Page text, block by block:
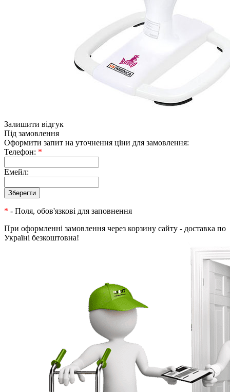
Залишити відгук
Під замовлення
Оформити запит на уточнення ціни для замовлення:
Телефон: *
Емейл:
* - Поля, обов'язкові для заповнення
При оформленні замовлення через корзину сайту - доставка по
Україні безкоштовна!